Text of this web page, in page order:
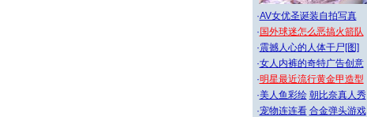
·AV女优圣诞装自拍写真
· 国外球迷怎么恶搞火箭队
·震撼人心的人体干尸[图]
·女人内裤的奇特广告创意
·明星最近流行黄金甲造型
·美人鱼彩绘 朝比奈真人秀
·宠物连连看 合金弹头游戏